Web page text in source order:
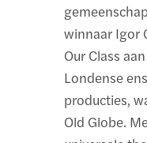
winnaar Igor
Our Class
Londense
producties,
Old Globe.